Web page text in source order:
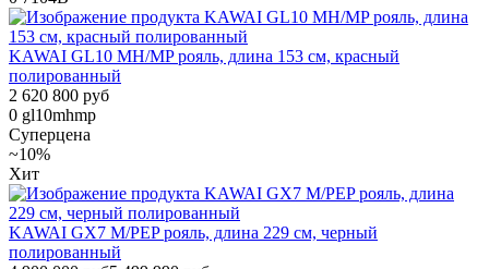
KAWAI GL10 MH/MP рояль, длина 153 см, красный
полированный
2 620 800 руб
0 gl10mhmp
Суперцена
~10%
Хит
KAWAI GX7 M/PEP рояль, длина 229 см, черный
полированный